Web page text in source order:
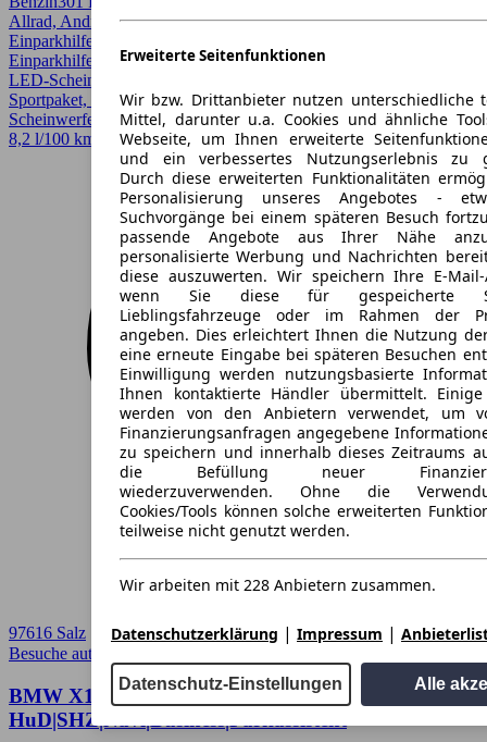
Erweiterte Seitenfunktionen
Wir bzw. Drittanbieter nutzen unterschiedliche
Mittel, darunter u.a. Cookies und ähnliche
Webseite, um Ihnen erweiterte
und ein verbessertes Nutzungserlebnis zu
Durch diese erweiterten Funktionalitäten
Personalisierung unseres Angebotes -
Suchvorgänge bei einem späteren Besuch
passende Angebote aus Ihrer Nähe
personalisierte Werbung und Nachrichten
diese auszuwerten. Wir speichern Ihre E-Mail-
wenn Sie diese für gespeicherte
Lieblingsfahrzeuge oder im Rahmen der
angeben. Dies erleichtert Ihnen die Nutzung
eine erneute Eingabe bei späteren Besuchen
Einwilligung werden nutzungsbasierte
Ihnen kontaktierte Händler übermittelt. Einige
werden von den Anbietern verwendet, um
Finanzierungsanfragen angegebene
zu speichern und innerhalb dieses Zeitraums
die Befüllung neuer
wiederzuverwenden. Ohne die
Cookies/Tools können solche erweiterten
teilweise nicht genutzt werden.
Wir arbeiten mit 228 Anbietern zusammen.
Datenschutzerklärung | Impressum |
Datenschutz-Einstellungen Alle
Allrad, Android Auto, Apple CarPlay, CarPlay, Einparkhilfe,
Einparkhilfe selbstlenkendes System, Einparkhilfe Sensoren hinten,
Einparkhilfe Sensoren vorne, Garantie, LED, LED Scheinwerfer,
LED-Scheinwerfer, Lichtsensor, Regensensor, Sitzheizung,
Sportpaket, Sportsitze, Verkehrszeichenerkennung, Voll-LED
Scheinwerfer
8,2 l/100 km (komb.)* · CO2-Klasse G
97616 Salz
Besuche autoscout24.de
BMW X1 sD 18d
HuD|SHZ|Navi|Business|Parkassistent